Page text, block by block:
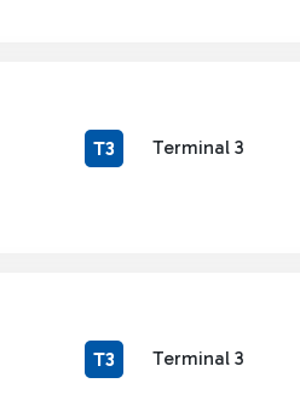
T3 Terminal 3
T3 Terminal 3